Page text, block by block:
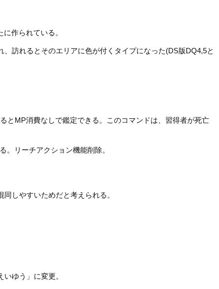
作られている。
訪れるとそのエリアに色が付くタイプになった(DS版DQ4,5と
とMP消費なしで鑑定できる。このコマンドは、習得者が死亡
リーチアクション機能削除。
しやすいためだと考えられる。
ゆう」に変更。